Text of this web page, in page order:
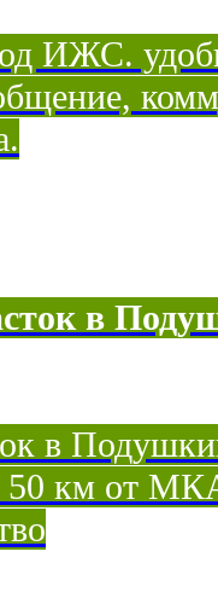
ИЖС.
в
в
км от